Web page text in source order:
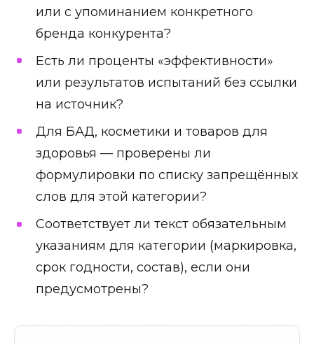
или с упоминанием конкретного
бренда конкурента?
Есть ли проценты «эффективности»
или результатов испытаний без ссылки
на источник?
Для БАД, косметики и товаров для
здоровья — проверены ли
формулировки по списку запрещённых
слов для этой категории?
Соответствует ли текст обязательным
указаниям для категории (маркировка,
срок годности, состав), если они
предусмотрены?